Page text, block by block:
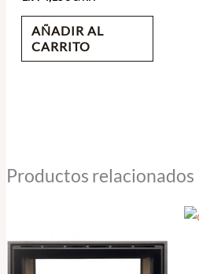
AÑADIR AL
CARRITO
Productos relacionados